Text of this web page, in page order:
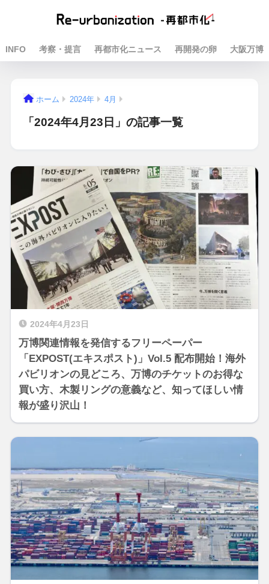
INFO 考察・提言 再都市化ニュース 再開発の卵 大阪万博
ホーム 2024年 4月
「2024年4月23日」の記事一覧
2024年4月23日
万博関連情報を発信するフリーペーパー
「EXPOST(エキスポスト)」Vol.5 配布開始！海外
パビリオンの見どころ、万博のチケットのお得な
買い方、木製リングの意義など、知ってほしい情
報が盛り沢山！